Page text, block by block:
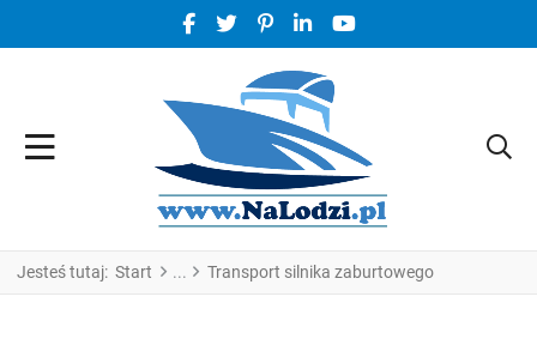
FACEBOOK SOCIAL LINK
TWITTER SOCIAL LINK
PINTEREST SOCIAL LINK
LINKEDIN SOCIAL LINK
YOUTUBE SOCIAL LINK
Jesteś tutaj: Start Transport silnika zaburtowego